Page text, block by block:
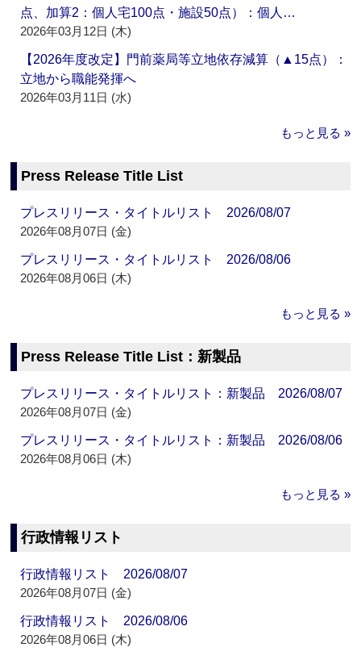
点、加算2：個人宅100点・施設50点）：個人…
2026年03月12日 (木)
【2026年度改定】門前薬局等立地依存減算（▲15点）：
立地から職能発揮へ
2026年03月11日 (水)
もっと見る »
Press Release Title List
プレスリリース・タイトルリスト 2026/08/07
2026年08月07日 (金)
プレスリリース・タイトルリスト 2026/08/06
2026年08月06日 (木)
もっと見る »
Press Release Title List：新製品
プレスリリース・タイトルリスト：新製品 2026/08/07
2026年08月07日 (金)
プレスリリース・タイトルリスト：新製品 2026/08/06
2026年08月06日 (木)
もっと見る »
行政情報リスト
行政情報リスト 2026/08/07
2026年08月07日 (金)
行政情報リスト 2026/08/06
2026年08月06日 (木)